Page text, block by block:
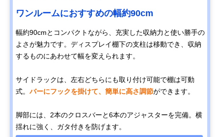
ワンルームにおすすめの幅約90cm
幅約90cmとコンパクトながら、充実した収納力と使い勝手の
よさが魅力です。ディスプレイ棚下の支柱は移動でき、収納
するものにあわせて幅を変えられます。
サイドラックは、左右どちらにも取り付け可能で棚は可動
式。 バーにフックを掛けて、簡単に高さ調節ができます。
脚部には、2本のクロスバーと6本のアジャスターを完備。横
揺れに強く、ガタ付きを防げます。